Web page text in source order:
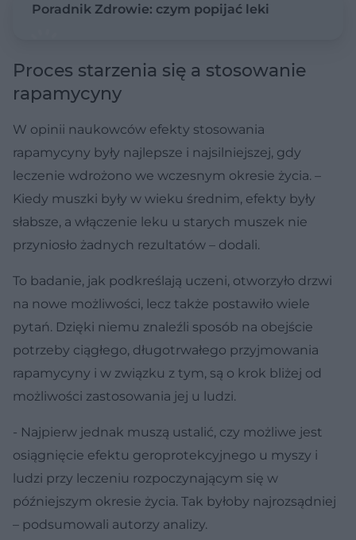
Poradnik Zdrowie: czym popijać leki
Proces starzenia się a stosowanie
rapamycyny
W opinii naukowców efekty stosowania
rapamycyny były najlepsze i najsilniejszej, gdy
leczenie wdrożono we wczesnym okresie życia. –
Kiedy muszki były w wieku średnim, efekty były
słabsze, a włączenie leku u starych muszek nie
przyniosło żadnych rezultatów – dodali.
To badanie, jak podkreślają uczeni, otworzyło drzwi
na nowe możliwości, lecz także postawiło wiele
pytań. Dzięki niemu znaleźli sposób na obejście
potrzeby ciągłego, długotrwałego przyjmowania
rapamycyny i w związku z tym, są o krok bliżej od
możliwości zastosowania jej u ludzi.
- Najpierw jednak muszą ustalić, czy możliwe jest
osiągnięcie efektu geroprotekcyjnego u myszy i
ludzi przy leczeniu rozpoczynającym się w
późniejszym okresie życia. Tak byłoby najrozsądniej
– podsumowali autorzy analizy.